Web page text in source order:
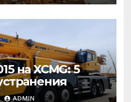
на XCMG: 5
ADMIN